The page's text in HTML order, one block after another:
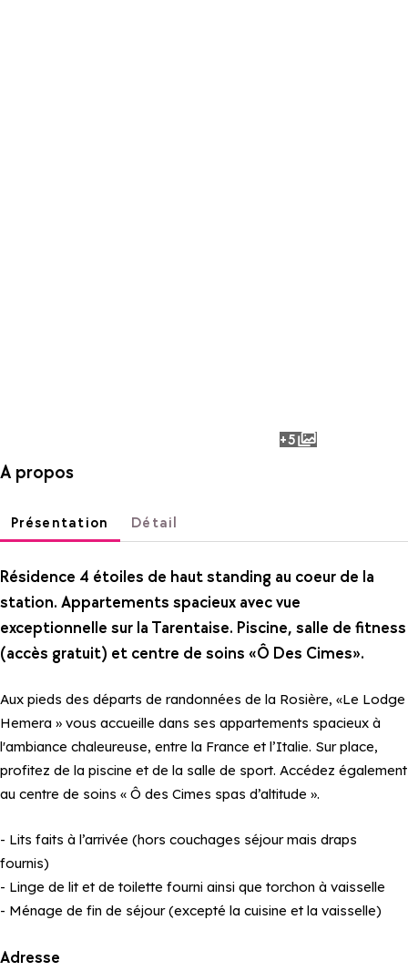
+5photos
A propos
Présentation Détail
Résidence 4 étoiles de haut standing au coeur de la
station. Appartements spacieux avec vue
exceptionnelle sur la Tarentaise. Piscine, salle de fitness
(accès gratuit) et centre de soins «Ô Des Cimes».
Aux pieds des départs de randonnées de la Rosière, «Le Lodge
Hemera » vous accueille dans ses appartements spacieux à
l'ambiance chaleureuse, entre la France et l’Italie. Sur place,
profitez de la piscine et de la salle de sport. Accédez également
au centre de soins « Ô des Cimes spas d’altitude ».
- Lits faits à l’arrivée (hors couchages séjour mais draps
fournis)
- Linge de lit et de toilette fourni ainsi que torchon à vaisselle
- Ménage de fin de séjour (excepté la cuisine et la vaisselle)
Adresse